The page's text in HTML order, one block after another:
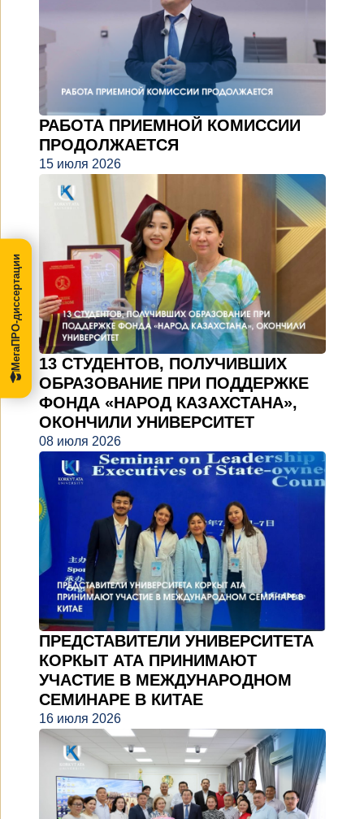
РАБОТА ПРИЕМНОЙ КОМИССИИ
ПРОДОЛЖАЕТСЯ
15 июля 2026
13 СТУДЕНТОВ, ПОЛУЧИВШИХ
ОБРАЗОВАНИЕ ПРИ ПОДДЕРЖКЕ
ФОНДА «НАРОД КАЗАХСТАНА»,
ОКОНЧИЛИ УНИВЕРСИТЕТ
08 июля 2026
ПРЕДСТАВИТЕЛИ УНИВЕРСИТЕТА
КОРКЫТ АТА ПРИНИМАЮТ
УЧАСТИЕ В МЕЖДУНАРОДНОМ
СЕМИНАРЕ В КИТАЕ
16 июля 2026
МегаПРО-диссертации